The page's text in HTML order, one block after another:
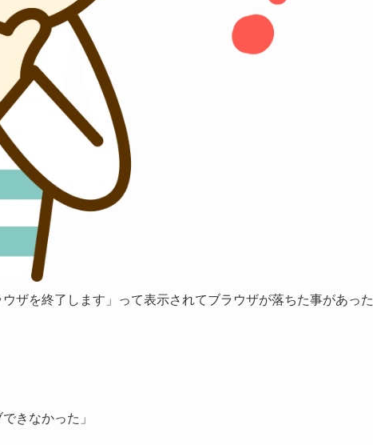
ザを終了します」って表示されてブラウザが落ちた事があった
きなかった」